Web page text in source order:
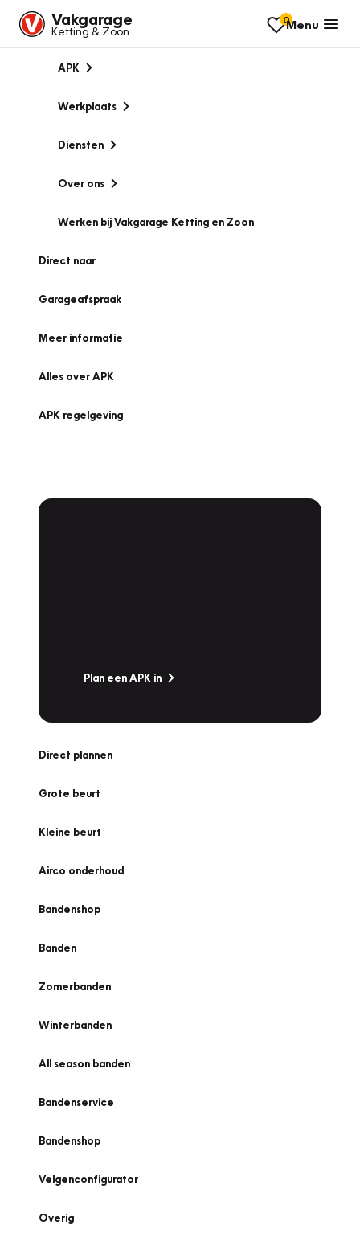
Vakgarage
Ketting & Zoon
0Menu
APK
Werkplaats
Diensten
Over ons
Werken bij Vakgarage Ketting en Zoon
Direct naar
Garageafspraak
Meer informatie
Alles over APK
APK regelgeving
Plan een APK in
Direct plannen
Grote beurt
Kleine beurt
Airco onderhoud
Bandenshop
Banden
Zomerbanden
Winterbanden
All season banden
Bandenservice
Bandenshop
Velgenconfigurator
Overig